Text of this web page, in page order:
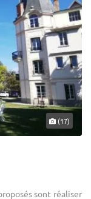
(17)
sont réaliser